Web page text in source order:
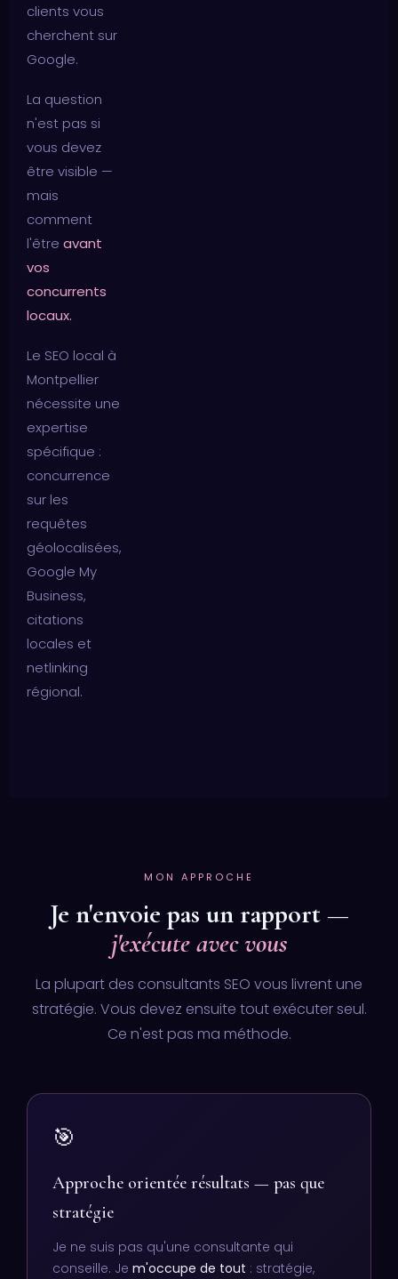
clients vous
cherchent sur
Google.
La question
n'est pas si
vous devez
être visible —
mais
comment
l'être avant
vos
concurrents
locaux.
Le SEO local à
Montpellier
nécessite une
expertise
spécifique :
concurrence
sur les
requêtes
géolocalisées,
Google My
Business,
citations
locales et
netlinking
régional.
MON APPROCHE
Je n'envoie pas un rapport —
j'exécute avec vous
La plupart des consultants SEO vous livrent une
stratégie. Vous devez ensuite tout exécuter seul.
Ce n'est pas ma méthode.
🎯
Approche orientée résultats — pas que
stratégie
Je ne suis pas qu'une consultante qui
conseille. Je m'occupe de tout : stratégie,